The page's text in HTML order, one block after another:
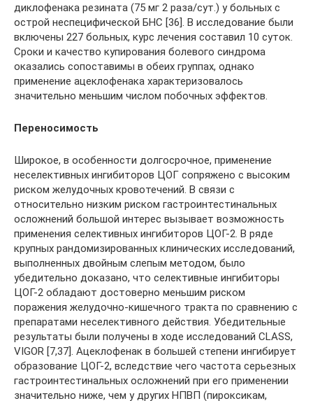
диклофенака резината (75 мг 2 раза/сут.) у больных с
острой неспецифической БНС [36]. В исследование были
включены 227 больных, курс лечения составил 10 суток.
Сроки и качество купирования болевого синдрома
оказались сопоставимы в обеих группах, однако
применение ацеклофенака характеризовалось
значительно меньшим числом побочных эффектов.
Переносимость
Широкое, в особенности долгосрочное, применение
неселективных ингибиторов ЦОГ сопряжено с высоким
риском желудочных кровотечений. В связи с
относительно низким риском гастроинтестинальных
осложнений большой интерес вызывает возможность
применения селективных ингибиторов ЦОГ-2. В ряде
крупных рандомизированных клинических исследований,
выполненных двойным слепым методом, было
убедительно доказано, что селективные ингибиторы
ЦОГ-2 обладают достоверно меньшим риском
поражения желудочно-кишечного тракта по сравнению с
препаратами неселективного действия. Убедительные
результаты были получены в ходе исследований CLASS,
VIGOR [7,37]. Ацеклофенак в большей степени ингибирует
образование ЦОГ-2, вследствие чего частота серьезных
гастроинтестинальных осложнений при его применении
значительно ниже, чем у других НПВП (пироксикам,